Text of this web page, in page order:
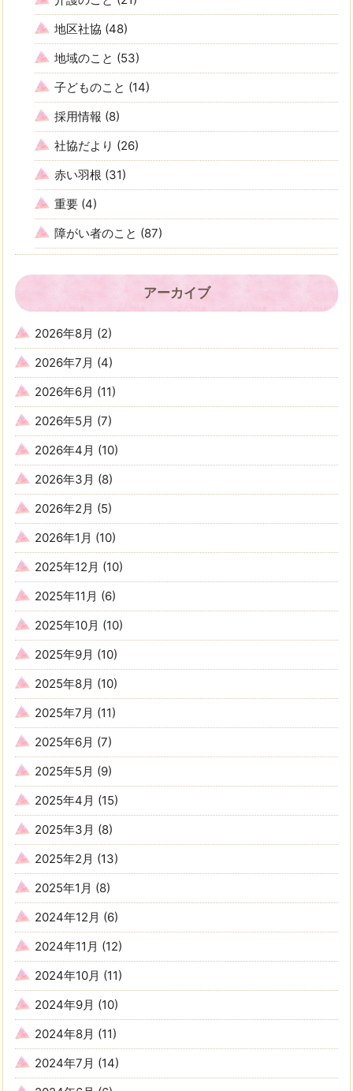
地区社協 (48)
地域のこと (53)
子どものこと (14)
採用情報 (8)
社協だより (26)
赤い羽根 (31)
重要 (4)
障がい者のこと (87)
アーカイブ
2026年8月 (2)
2026年7月 (4)
2026年6月 (11)
2026年5月 (7)
2026年4月 (10)
2026年3月 (8)
2026年2月 (5)
2026年1月 (10)
2025年12月 (10)
2025年11月 (6)
2025年10月 (10)
2025年9月 (10)
2025年8月 (10)
2025年7月 (11)
2025年6月 (7)
2025年5月 (9)
2025年4月 (15)
2025年3月 (8)
2025年2月 (13)
2025年1月 (8)
2024年12月 (6)
2024年11月 (12)
2024年10月 (11)
2024年9月 (10)
2024年8月 (11)
2024年7月 (14)